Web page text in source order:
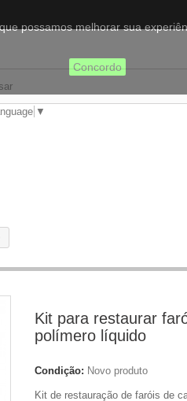
▼
Kit para restaurar
polímero líquido
Condição: Novo produto
Kit de restauração de faróis de
possamos melhorar sua
Concordo